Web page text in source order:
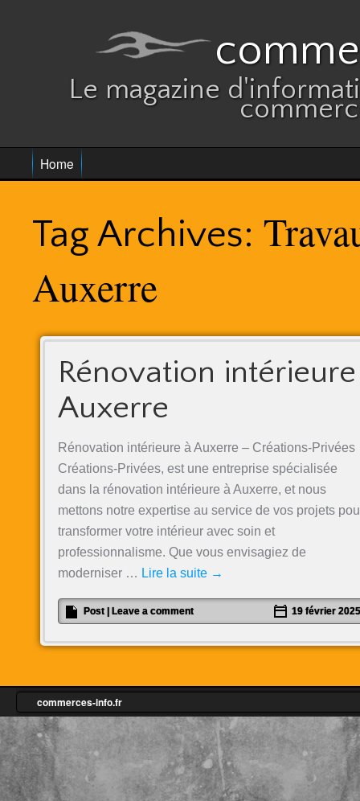
Le magazine
Home
Tag Archives:
Auxerre
Rénovation intérieure
Auxerre
Rénovation intérieure à Auxerre – Créations-Privées
Créations-Privées, est une entreprise spécialisée
dans la rénovation intérieure à Auxerre, et nous
mettons notre expertise au service de vos projets
transformer votre intérieur avec soin et
professionnalisme. Que vous envisagiez de
moderniser … Lire la suite →
Post Leave a comment 19 février 2025
commerces-info.fr